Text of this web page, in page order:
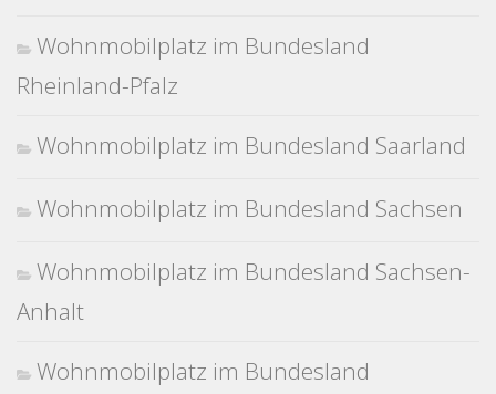
Wohnmobilplatz im Bundesland
Rheinland-Pfalz
Wohnmobilplatz im Bundesland Saarland
Wohnmobilplatz im Bundesland Sachsen
Wohnmobilplatz im Bundesland Sachsen-
Anhalt
Wohnmobilplatz im Bundesland